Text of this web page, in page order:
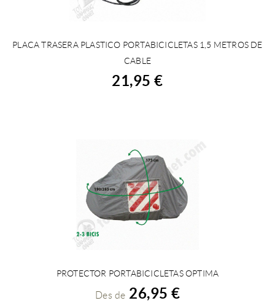
COMPRAR
PLACA TRASERA PLASTICO PORTABICICLETAS 1,5 METROS DE
CABLE
21,95 €
VEURE DETALLS
PROTECTOR PORTABICICLETAS OPTIMA
Des de 26,95 €